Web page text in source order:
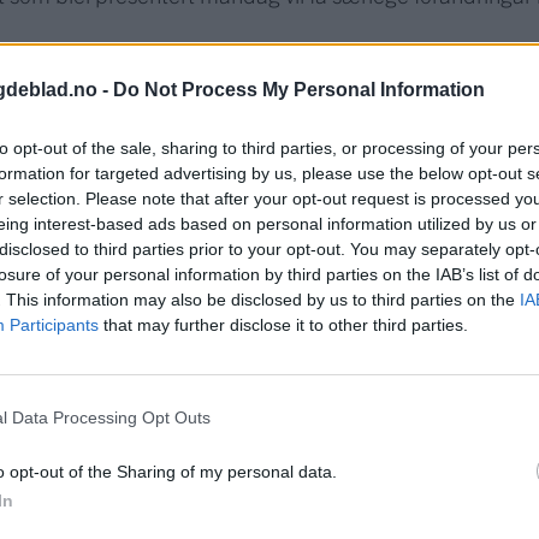
- Do Not Process My Personal Information
opt-out of the sale, sharing to third parties, or processing of your
for targeted advertising by us, please use the below opt-out
selection. Please note that after your opt-out request is processed
interest-based ads based on personal information utilized by us
to third parties prior to your opt-out. You may separately
of your personal information by third parties on the IAB’s list of
This information may also be disclosed by us to third parties on the
Participants that may further disclose it to other third parties.
Data Processing Opt Outs
opt-out of the Sharing of my personal data.
trend som nå har vore i eit par år. Det betyr at
dårlegare tilbod framleis vil få det. Det betyr også at
ikkje får det. Pengebruk i ein kommune vil aldri
dei svakaste mest. Slik har det alltid vore, og slik vil
og sparing til M+ i karakterboka. Dei har meir enn